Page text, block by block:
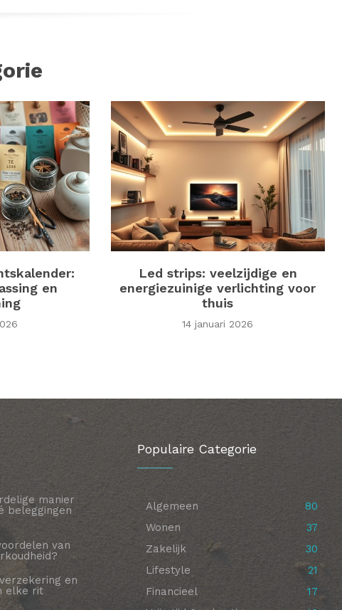
en
Led strips: veelzijdige en
energiezuinige verlichting voor
thuis
14 januari 2026
manier
beleggingen
van
en
elke rit
Populaire Categorie
Algemeen
80
Wonen
37
Zakelijk
30
Lifestyle
21
Financieel
17